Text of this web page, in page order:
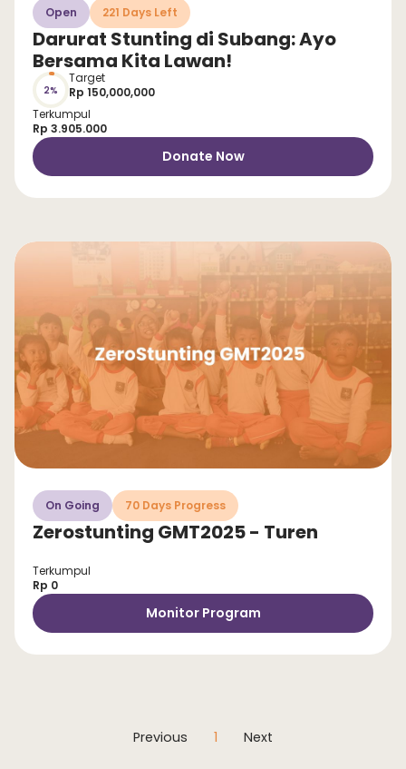
Open 221 Days Left
Darurat Stunting di Subang: Ayo
Bersama Kita Lawan!
2%
Target
Rp 150,000,000
Terkumpul
Rp 3.905.000
Donate Now
On Going 70 Days Progress
Zerostunting GMT2025 - Turen
Terkumpul
Rp 0
Monitor Program
Previous 1 Next